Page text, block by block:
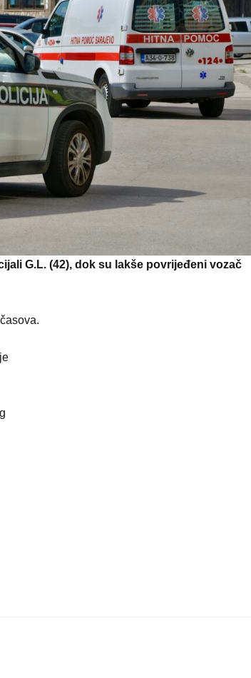
G.L. (42), dok su lakše povrijeđeni vozač